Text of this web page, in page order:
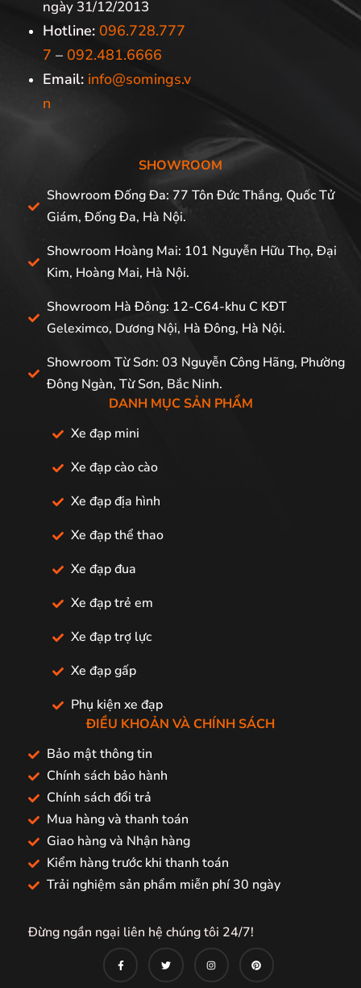
ngày 31/12/2013
Hotline: 096.728.777
7 – 092.481.6666
Email: info@somings.v
n
SHOWROOM
Showroom Đống Đa: 77 Tôn Đức Thắng, Quốc Tử
Giám, Đống Đa, Hà Nội.
Showroom Hoàng Mai: 101 Nguyễn Hữu Thọ, Đại
Kim, Hoàng Mai, Hà Nội.
Showroom Hà Đông: 12-C64-khu C KĐT
Geleximco, Dương Nội, Hà Đông, Hà Nội.
Showroom Từ Sơn: 03 Nguyễn Công Hãng, Phường
Đông Ngàn, Từ Sơn, Bắc Ninh.
DANH MỤC SẢN PHẨM
Xe đạp mini
Xe đạp cào cào
Xe đạp địa hình
Xe đạp thể thao
Xe đạp đua
Xe đạp trẻ em
Xe đạp trợ lực
Xe đạp gấp
Phụ kiện xe đạp
ĐIỀU KHOẢN VÀ CHÍNH SÁCH
Bảo mật thông tin
Chính sách bảo hành
Chính sách đổi trả
Mua hàng và thanh toán
Giao hàng và Nhận hàng
Kiểm hàng trước khi thanh toán
Trải nghiệm sản phẩm miễn phí 30 ngày
Đừng ngần ngại liên hệ chúng tôi 24/7!